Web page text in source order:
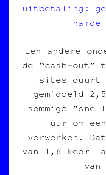
uitbetaling:
Een andere
de
sites duurt
gemiddeld
sommige
uur om
verwerken.
van 1,6 keer